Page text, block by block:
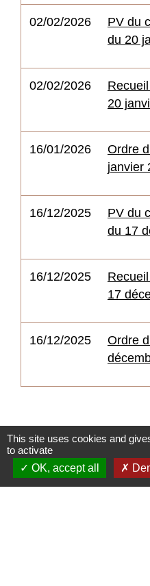
02/02/2026
PV du
du 20
02/02/2026
20
16/01/2026
Ordre
janvier
16/12/2025
PV du
du 17
16/12/2025
17
16/12/2025
Ordre
Contactez-nous
This site uses cookies and
to activate
OK, accept all